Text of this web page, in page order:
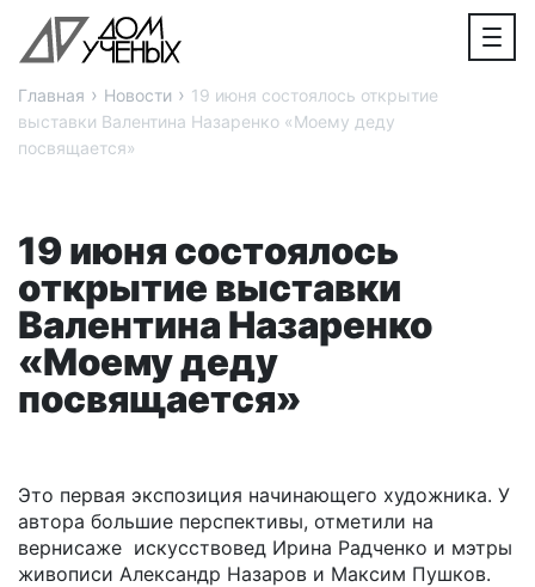
Главная › Новости › 19 июня состоялось открытие
выставки Валентина Назаренко «Моему деду
посвящается»
19 июня состоялось
открытие выставки
Валентина Назаренко
«Моему деду
посвящается»
Это первая экспозиция начинающего художника. У
автора большие перспективы, отметили на
вернисаже искусствовед Ирина Радченко и мэтры
живописи Александр Назаров и Максим Пушков.